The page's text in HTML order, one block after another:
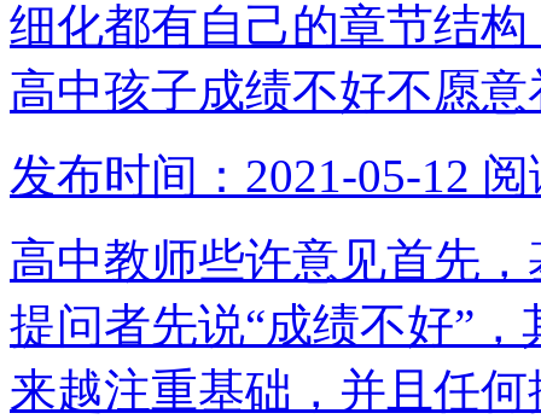
细化都有自己的章节结
高中孩子成绩不好不愿
发布时间：2021-05-12 阅
高中教师些许意见首先
提问者先说“成绩不好”
来越注重基础，并且任